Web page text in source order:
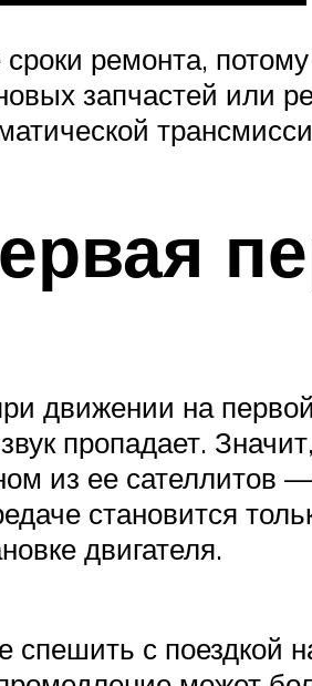
сроки ремонта,
запчастей или
движении на
пропадает.
из ее сателлитов
становится
двигателя.
спешить с поездкой